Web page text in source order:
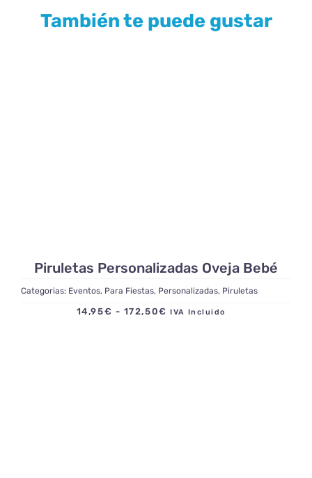
También te puede gustar
Piruletas Personalizadas Oveja Bebé
Categorias: Eventos, Para Fiestas, Personalizadas, Piruletas
14,95€ - 172,50€ Rango
IVA Incluido